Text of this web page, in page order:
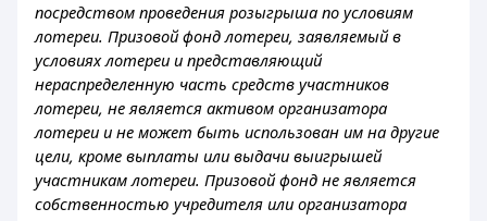
посредством проведения розыгрыша по условиям
лотереи. Призовой фонд лотереи, заявляемый в
условиях лотереи и представляющий
нераспределенную часть средств участников
лотереи, не является активом организатора
лотереи и не может быть использован им на другие
цели, кроме выплаты или выдачи выигрышей
участникам лотереи. Призовой фонд не является
собственностью учредителя или организатора